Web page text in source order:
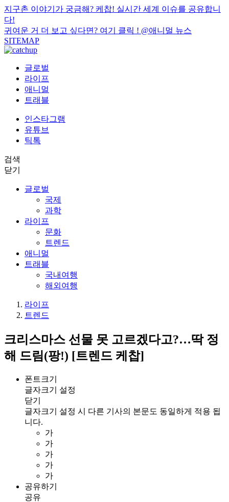
지구촌 이야기가 궁금해? 케찹! 실시간 세계 이슈를 공유합니
다!
귀여운 거 더 보고 싶다면? 여기 클릭 ! @애니멀 뉴스
SITEMAP
글로벌
라이프
애니멀
트래블
인스타그램
유튜브
틱톡
검색
닫기
글로벌
국제
과학
라이프
문화
트렌드
애니멀
트래블
국내여행
해외여행
라이프
트렌드
크리스마스 선물 못 고르겠다고?…딱 정
해 드림(팡!) [트렌드 케찹]
폰트크기
글자크기 설정
닫기
글자크기 설정 시 다른 기사의 본문도 동일하게 적용 됩
니다.
가
가
가
가
가
공유하기
공유